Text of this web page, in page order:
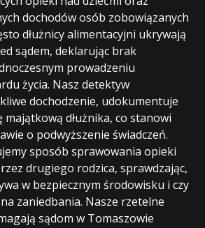
dochodów osób zobowiązanych
dłużnicy alimentacyjni ukrywają
sądem, deklarując brak
prowadzeniu
życia. Nasz detektyw
dochodzenie, udokumentuje
majątkową dłużnika, co stanowi
o podwyższenie świadczeń.
sposób sprawowania opieki
drugiego rodzica, sprawdzając,
w bezpiecznym środowisku i czy
zaniedbania. Nasze rzetelne
sądom w Tomaszowie